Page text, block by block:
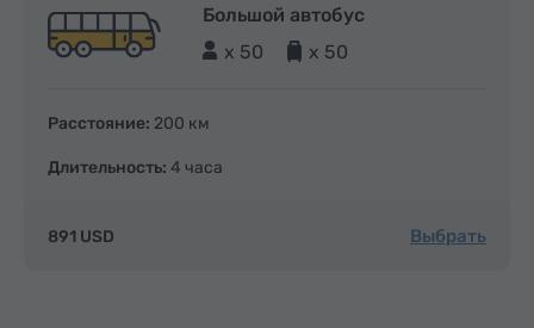
Большой автобус
x 50
x 50
Расстояние: 200 км
Длительность: 4 часа
891 USD Выбрать